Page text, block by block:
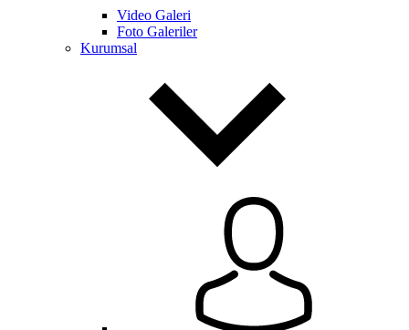
Video Galeri
Foto Galeriler
Kurumsal